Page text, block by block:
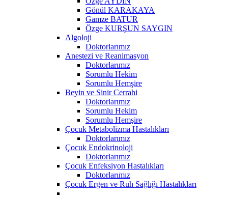
Gönül KARAKAYA
Gamze BATUR
Özge KURŞUN SAYGIN
Algoloji
Doktorlarımız
Anestezi ve Reanimasyon
Doktorlarımız
Sorumlu Hekim
Sorumlu Hemşire
Beyin ve Sinir Cerrahi
Doktorlarımız
Sorumlu Hekim
Sorumlu Hemşire
Çocuk Metabolizma Hastalıkları
Doktorlarımız
Çocuk Endokrinoloji
Doktorlarımız
Çocuk Enfeksiyon Hastalıkları
Doktorlarımız
Çocuk Ergen ve Ruh Sağlığı Hastalıkları